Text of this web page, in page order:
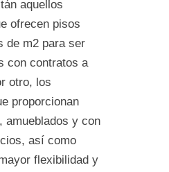
aquellos
ofrecen pisos
de m2 para ser
con contratos a
otro, los
proporcionan
amueblados y con
así como
flexibilidad y